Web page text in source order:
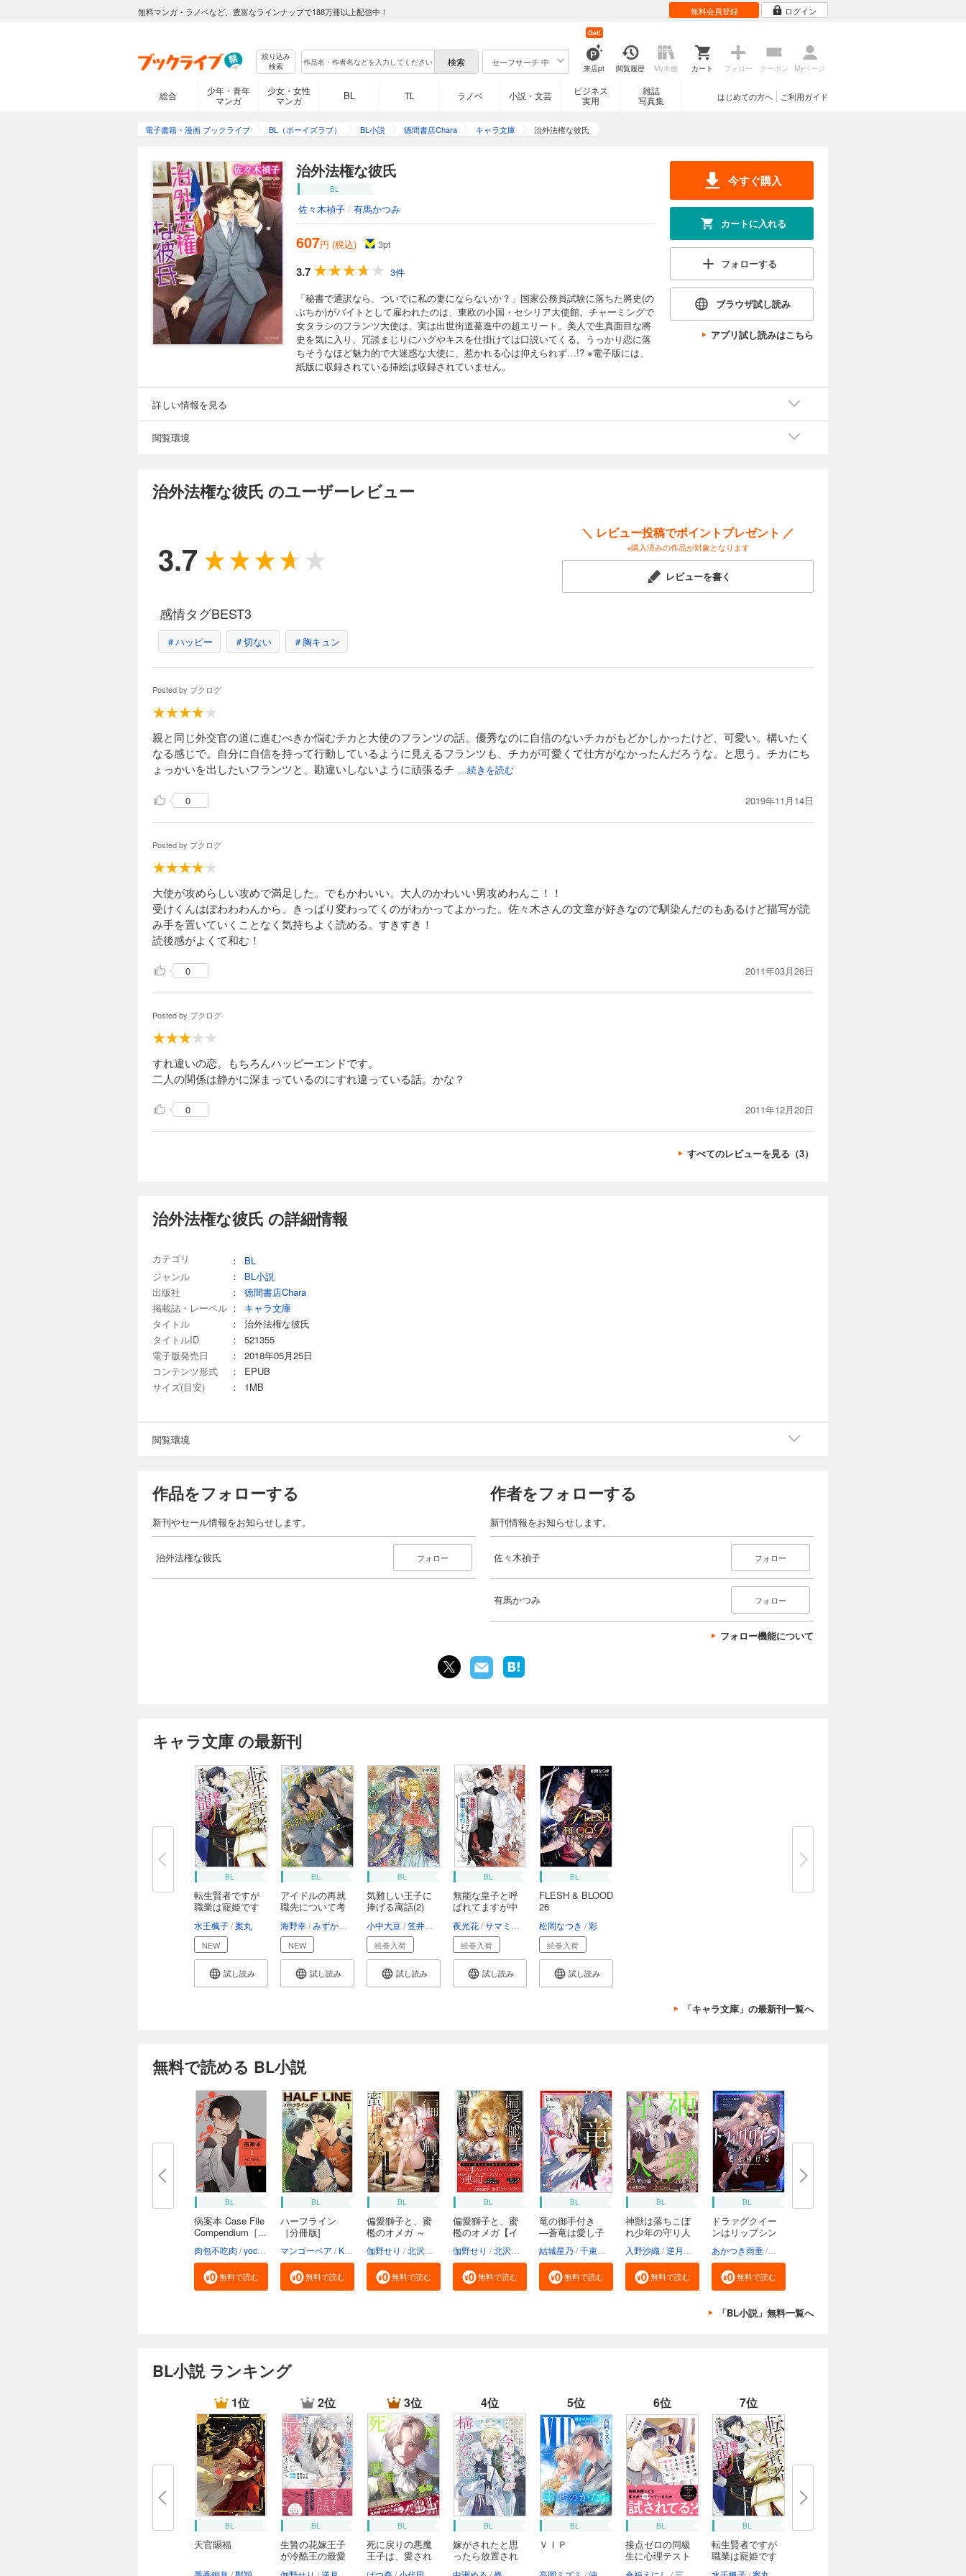
無料マンガ・ラノベなど、豊富なラインナップで188万冊以上配信中！ 無料会員登録 ログイン
絞り込み
検索
セーフサーチ 中
来店pt
Get!
閲覧履歴 My本棚 カート フォロー クーポン Myページ
総合
少年・青年
マンガ
少女・女性
マンガ
BL TL ラノベ 小説・文芸
ビジネス
実用
雑誌
写真集
ご利用ガイド
はじめての方へ
電子書籍・漫画 ブックライブ BL（ボーイズラブ） BL小説 徳間書店Chara キャラ文庫 治外法権な彼氏
治外法権な彼氏
BL
佐々木禎子 / 有馬かつみ
607円 (税込) 3pt
3.7
3件
「秘書で通訳なら、ついでに私の妻にならないか？」国家公務員試験に落ちた將史(の
ぶちか)がバイトとして雇われたのは、東欧の小国・セシリア大使館。チャーミングで
女タラシのフランツ大使は、実は出世街道驀進中の超エリート。美人で生真面目な將
史を気に入り、冗談まじりにハグやキスを仕掛けては口説いてくる。うっかり恋に落
ちそうなほど魅力的で大迷惑な大使に、惹かれる心は抑えられず…!? ※電子版には、
紙版に収録されている挿絵は収録されていません。
今すぐ購入
カートに入れる
フォローする
ブラウザ試し読み
アプリ試し読みはこちら
詳しい情報を見る
閲覧環境
治外法権な彼氏 のユーザーレビュー
3.7
＼ レビュー投稿でポイントプレゼント ／
※購入済みの作品が対象となります
レビューを書く
感情タグBEST3
＃ハッピー ＃切ない ＃胸キュン
Posted by ブクログ
親と同じ外交官の道に進むべきか悩むチカと大使のフランツの話。優秀なのに自信のないチカがもどかしかったけど、可愛い。構いたく
なる感じで。自分に自信を持って行動しているように見えるフランツも、チカが可愛くて仕方がなかったんだろうな。と思う。チカにち
ょっかいを出したいフランツと、勘違いしないように頑張るチ ...続きを読む
0 2019年11月14日
Posted by ブクログ
大使が攻めらしい攻めで満足した。でもかわいい。大人のかわいい男攻めわんこ！！
受けくんはぽわわわんから、きっぱり変わってくのがわかってよかった。佐々木さんの文章が好きなので馴染んだのもあるけど描写が読
み手を置いていくことなく気持ちよく読める。すきすき！
読後感がよくて和む！
0 2011年03月26日
Posted by ブクログ
すれ違いの恋。もちろんハッピーエンドです。
二人の関係は静かに深まっているのにすれ違っている話。かな？
0 2011年12月20日
すべてのレビューを見る（3）
治外法権な彼氏 の詳細情報
カテゴリ ：
BL
ジャンル
：
BL小説
出版社
：
徳間書店Chara
掲載誌・レーベル ：
キャラ文庫
タイトル
：
治外法権な彼氏
タイトルID
：
521355
電子版発売日
：
2018年05月25日
コンテンツ形式
：
EPUB
サイズ(目安)
： 1MB
閲覧環境
作品をフォローする
新刊やセール情報をお知らせします。
治外法権な彼氏 フォロー
作者をフォローする
新刊情報をお知らせします。
佐々木禎子 フォロー
有馬かつみ フォロー
フォロー機能について
キャラ文庫 の最新刊
BL
転生賢者ですが
職業は寵姫です
水壬楓子 案丸
NEW
試し読み
BL
アイドルの再就
職先について考
海野幸 みずかねりょう
NEW
試し読み
BL
気難しい王子に
捧げる寓話(2)
小中大豆 笠井あゆみ
続巻入荷
試し読み
BL
無能な皇子と呼
ばれてますが中
夜光花 サマミヤアカザ
続巻入荷
試し読み
BL
FLESH & BLOOD
26
松岡なつき 彩
続巻入荷
試し読み
「キャラ文庫」の最新刊一覧へ
無料で読める BL小説
BL
病案本 Case File
Compendium［...
肉包不吃肉 yoco 呉聖華
無料で読む
BL
ハーフライン
［分冊版]
マンゴーベア Kanapy 加藤智子
無料で読む
BL
偏愛獅子と、蜜
檻のオメガ ～
伽野せり 北沢きょう
無料で読む
BL
偏愛獅子と、蜜
檻のオメガ【イ
伽野せり 北沢きょう
無料で読む
BL
竜の御手付き
―蒼竜は愛し子
結城星乃 千束るち
無料で読む
BL
神獣は落ちこぼ
れ少年の守り人
入野沙織 逆月酒乱
無料で読む
BL
ドラァグクイー
ンはリップシン
あかつき雨垂
無料で読む
「BL小説」無料一覧へ
BL小説 ランキング
1位
BL
天官賜福
2位
BL
生贄の花嫁王子
が冷酷王の最愛
3位
BL
死に戻りの悪魔
王子は、愛され
4位
BL
嫁がされたと思
ったら放置され
5位
BL
ＶＩＰ
6位
BL
接点ゼロの同級
生に心理テスト
7位
BL
転生賢者ですが
職業は寵姫です